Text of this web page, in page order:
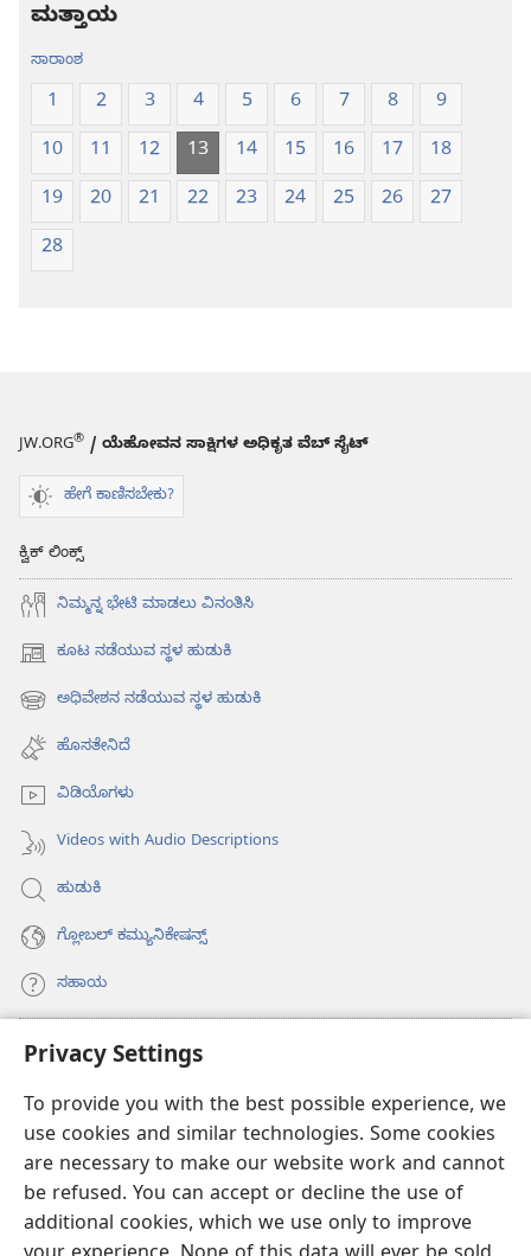
Privacy Settings
To provide you with the best possible experience, we
use cookies and similar technologies. Some cookies
are necessary to make our website work and cannot
be refused. You can accept or decline the use of
additional cookies, which we use only to improve
ಮತ್ತಾಯ
ಸಾರಾಂಶ
1 2 3 4 5 6 7 8
9
10
11 12 13 14 15 16 17
18
19
20 21 22 23 24 25 26
27
28
JW.ORG® / ಯೆಹೋವನ ಸಾಕ್ಷಿಗಳ ಅಧಿಕೃತ ವೆಬ್ ಸೈಟ್
ಹೇಗೆ ಕಾಣಿಸಬೇಕು?
ಕ್ವಿಕ್ ಲಿಂಕ್ಸ್
ನಿಮ್ಮನ್ನ ಭೇಟಿ ಮಾಡಲು ವಿನಂತಿಸಿ
ಕೂಟ ನಡೆಯುವ ಸ್ಥಳ ಹುಡುಕಿ
(opens
new
window)
ಅಧಿವೇಶನ ನಡೆಯುವ ಸ್ಥಳ ಹುಡುಕಿ
(opens
new
window)
ಹೊಸತೇನಿದೆ
ವಿಡಿಯೊಗಳು
Videos with Audio Descriptions
ಹುಡುಕಿ
ಗ್ಲೋಬಲ್‌ ಕಮ್ಯುನಿಕೇಷನ್ಸ್‌
ಸಹಾಯ
ಕಾಣಿಕೆಗಳು
(opens
window)ವಾಚ್‌ಟವರ್‌ ಆನ್‌ಲೈನ್‌ ಲೈಬ್ರರಿ
(opens
new
window)
®
(opens
new
JW ಲೈಬ್ರರಿಆ್ಯಪ್‌